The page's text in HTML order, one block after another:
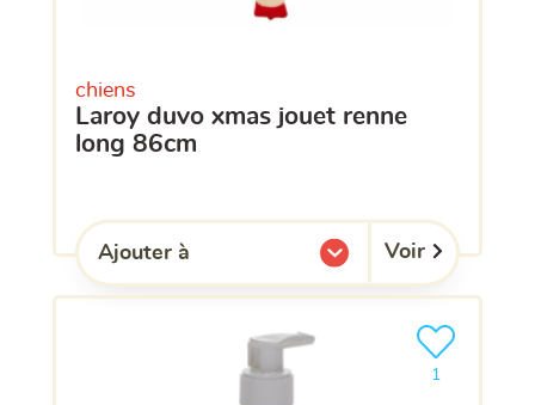
chiens
laroy duvo xmas jouet renne
long 86cm
Ajouter à
l'une de mes listes. Voir
1
Ajouter le
clients ont